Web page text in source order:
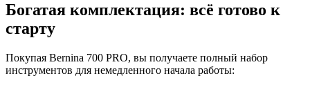
Богатая комплектация: всё готово к
старту
Покупая Bernina 700 PRO, вы получаете полный набор
инструментов для немедленного начала работы: